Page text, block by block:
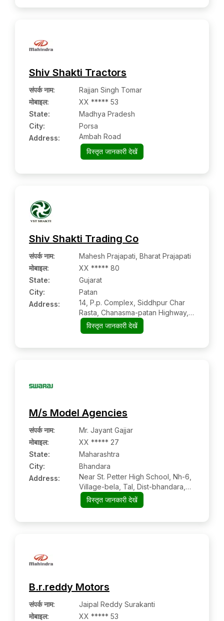
Shiv Shakti Tractors
संपर्क नाम:
Rajjan Singh Tomar
मोबाइल:
XX ***** 53
State:
Madhya Pradesh
City:
Porsa
Address:
Ambah Road
विस्तृत जानकारी देखें
Shiv Shakti Trading Co
संपर्क नाम:
Mahesh Prajapati, Bharat Prajapati
मोबाइल:
XX ***** 80
State:
Gujarat
City:
Patan
Address:
14, P.p. Complex, Siddhpur Char
Rasta, Chanasma-patan Highway,
Patan
विस्तृत जानकारी देखें
M/s Model Agencies
संपर्क नाम:
Mr. Jayant Gajjar
मोबाइल:
XX ***** 27
State:
Maharashtra
City:
Bhandara
Address:
Near St. Petter High School, Nh-6,
Village-bela, Tal, Dist-bhandara,
Bhandara:- 441904, Bhandara,
Maharashtra
विस्तृत जानकारी देखें
B.r.reddy Motors
संपर्क नाम:
Jaipal Reddy Surakanti
मोबाइल:
XX ***** 53